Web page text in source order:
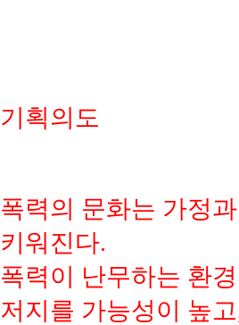
기획의도
폭력의 문화는 가정
키워진다.
폭력이 난무하는 환
저지를 가능성이 높